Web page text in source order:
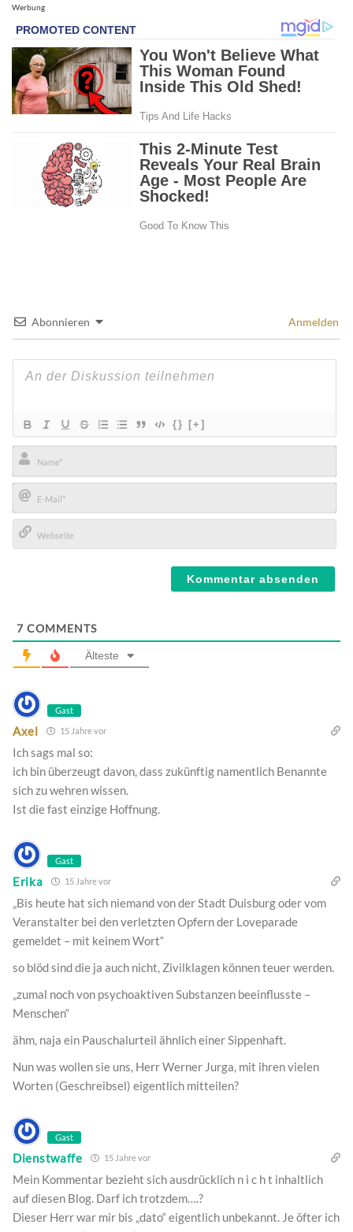
Werbung
Abonnieren Anmelden
{} [+]
Name*
E-
Mail*
7 COMMENTS
Älteste
Gast
Axel 15 Jahre vor
Ich sags mal so:
ich bin überzeugt davon, dass zukünftig namentlich Benannte
sich zu wehren wissen.
Ist die fast einzige Hoffnung.
Gast
Erika 15 Jahre vor
„Bis heute hat sich niemand von der Stadt Duisburg oder vom
Veranstalter bei den verletzten Opfern der Loveparade
gemeldet – mit keinem Wort“
so blöd sind die ja auch nicht, Zivilklagen können teuer werden.
„zumal noch von psychoaktiven Substanzen beeinflusste –
Menschen“
ähm, naja ein Pauschalurteil ähnlich einer Sippenhaft.
Nun was wollen sie uns, Herr Werner Jurga, mit ihren vielen
Worten (Geschreibsel) eigentlich mitteilen?
Gast
Dienstwaffe 15 Jahre vor
Mein Kommentar bezieht sich ausdrücklich n i c h t inhaltlich
auf diesen Blog. Darf ich trotzdem….?
Dieser Herr war mir bis „dato“ eigentlich unbekannt. Je öfter ich